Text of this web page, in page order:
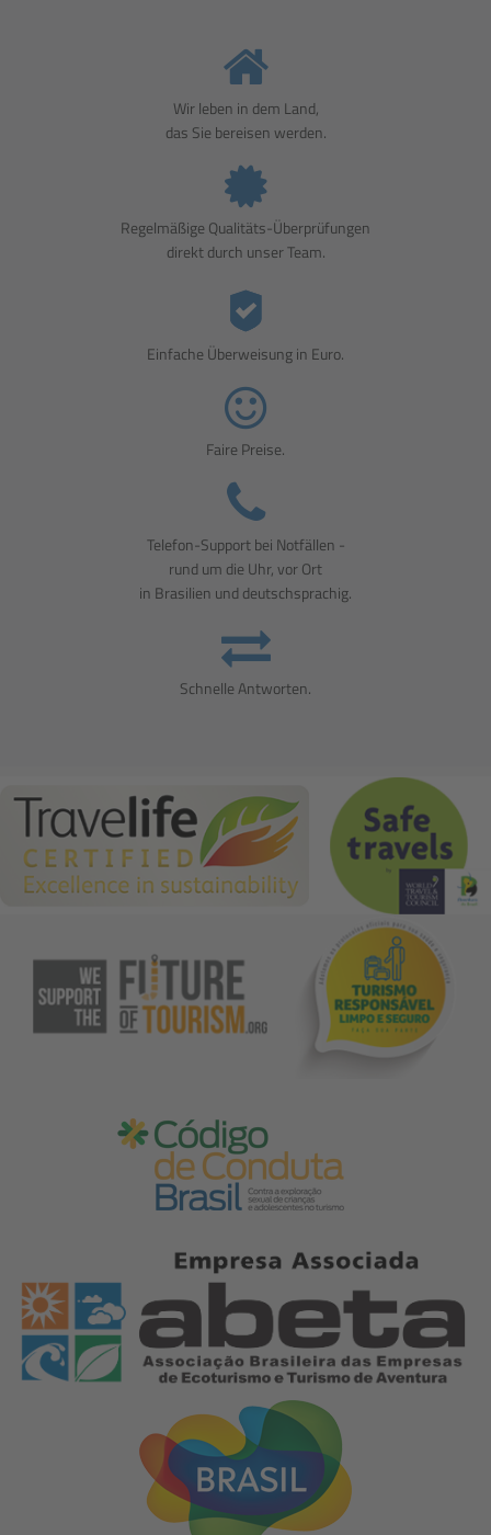
Wir leben in dem Land,
das Sie bereisen werden.
Regelmäßige Qualitäts-Überprüfungen
direkt durch unser Team.
Einfache Überweisung in Euro.
Faire Preise.
Telefon-Support bei Notfällen -
rund um die Uhr, vor Ort
in Brasilien und deutschsprachig.
Schnelle Antworten.